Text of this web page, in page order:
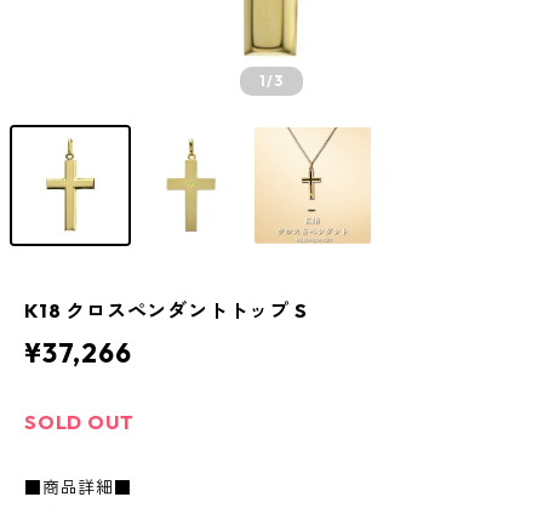
1 /3
K18 クロスペンダントトップ S
¥37,266
SOLD OUT
■商品詳細■